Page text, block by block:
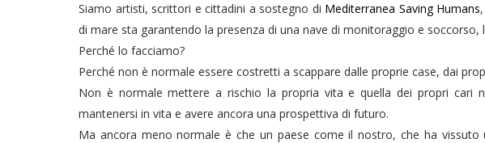
Siamo artisti, scrittori e cittadini a sostegno di Mediterranea Saving Humans
di mare sta garantendo la presenza di una nave di monitoraggio e soccorso,
Perché lo facciamo?
Perché non è normale essere costretti a scappare dalle proprie case, dai
Non è normale mettere a rischio la propria vita e quella dei propri cari
mantenersi in vita e avere ancora una prospettiva di futuro.
Ma ancora meno normale è che un paese come il nostro, che ha vissuto